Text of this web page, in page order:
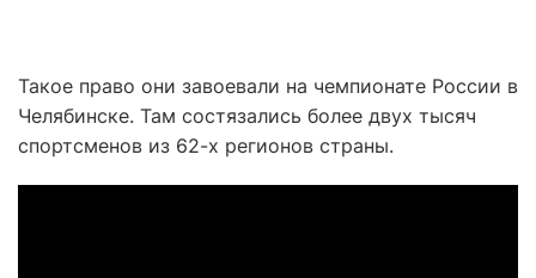
Такое право они завоевали на чемпионате России в
Челябинске. Там состязались более двух тысяч
спортсменов из 62-х регионов страны.